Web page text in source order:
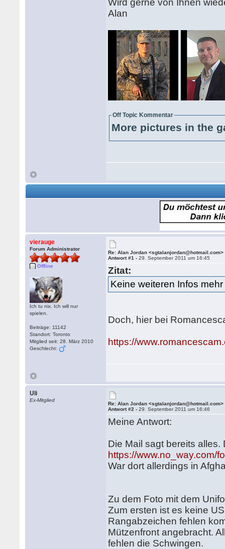
Wird gerne von Ihnen
Alan
Off Topic Kommentar
More pictures in the
vierauge
Forum Administrator
Offline
Ich tu nix. Ich will nur
spielen.
Beiträge: 11142
Standort: Toronto
Mitglied seit: 28. März 2010
Geschlecht:
Re: Alan Jordan <sgtalanjordan@hotmail.com>
Antwort #1 -29. September 2011 um 16:45
Zitat:
Keine weiteren Infos mehr
Doch, hier bei
https://
Uli
Ex-Mitglied
Re: Alan Jordan <sgtalanjordan@hotmail.com>
Antwort #2 -29. September 2011 um 16:46
Meine Antwort:
Die Mail sagt bereits
https://www.no_way.com/
War dort allerdings in
Zu dem Foto mit dem
Zum ersten ist es keine
Rangabzeichen fehlen
Mützenfront angebracht.
fehlen die Schwingen.